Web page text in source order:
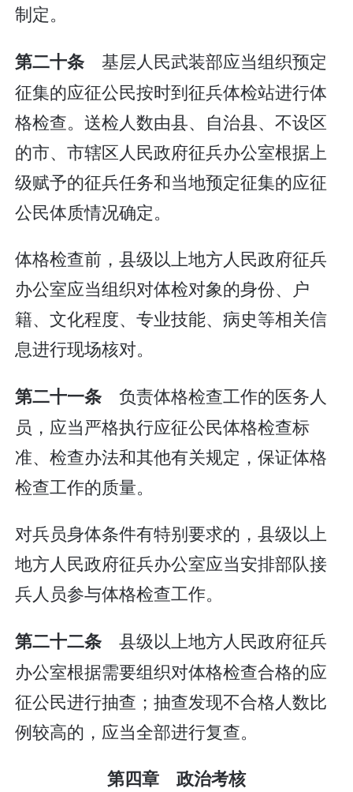
制定。
第二十条 基层人民武装部应当组织预定
征集的应征公民按时到征兵体检站进行体
格检查。送检人数由县、自治县、不设区
的市、市辖区人民政府征兵办公室根据上
级赋予的征兵任务和当地预定征集的应征
公民体质情况确定。
体格检查前，县级以上地方人民政府征兵
办公室应当组织对体检对象的身份、户
籍、文化程度、专业技能、病史等相关信
息进行现场核对。
第二十一条 负责体格检查工作的医务人
员，应当严格执行应征公民体格检查标
准、检查办法和其他有关规定，保证体格
检查工作的质量。
对兵员身体条件有特别要求的，县级以上
地方人民政府征兵办公室应当安排部队接
兵人员参与体格检查工作。
第二十二条 县级以上地方人民政府征兵
办公室根据需要组织对体格检查合格的应
征公民进行抽查；抽查发现不合格人数比
例较高的，应当全部进行复查。
第四章 政治考核